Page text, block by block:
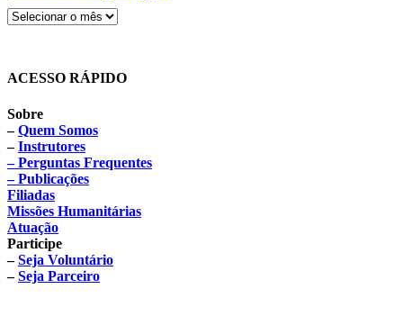
ACESSO RÁPIDO
Sobre
–Quem Somos
–Instrutores
– Perguntas Frequentes
– Publicações
Filiadas
Missões Humanitárias
Atuação
Participe
–Seja Voluntário
–Seja Parceiro